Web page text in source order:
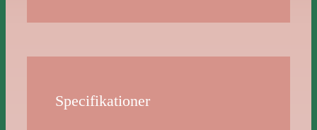
Specifikationer